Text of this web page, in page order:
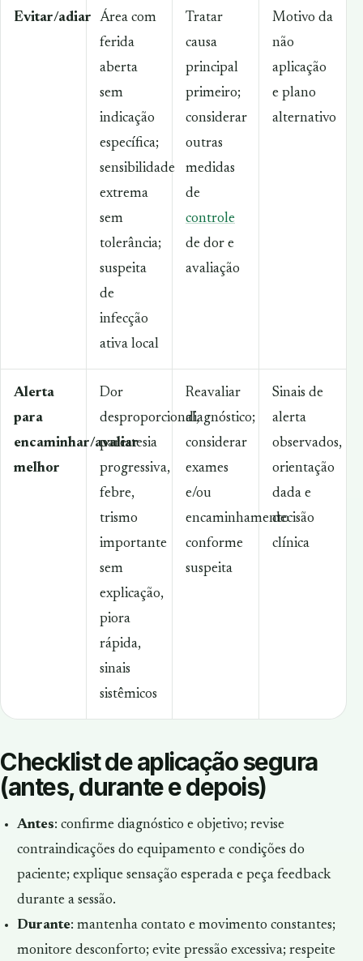
Evitar/adiar
Área com
ferida
aberta
sem
indicação
específica;
sensibilidade
extrema
sem
tolerância;
suspeita
de
infecção
ativa local
Tratar
causa
principal
primeiro;
considerar
outras
medidas
de
controle
de dor e
avaliação
Motivo da
não
aplicação
e plano
alternativo
Alerta
para
encaminhar/avaliar
melhor
Dor
desproporcional,
parestesia
progressiva,
febre,
trismo
importante
sem
explicação,
piora
rápida,
sinais
sistêmicos
Reavaliar
diagnóstico;
considerar
exames
e/ou
encaminhamento
conforme
suspeita
Sinais de
alerta
observados,
orientação
dada e
decisão
clínica
Checklist de aplicação segura
(antes, durante e depois)
Antes: confirme diagnóstico e objetivo; revise
contraindicações do equipamento e condições do
paciente; explique sensação esperada e peça feedback
durante a sessão.
Durante: mantenha contato e movimento constantes;
monitore desconforto; evite pressão excessiva; respeite